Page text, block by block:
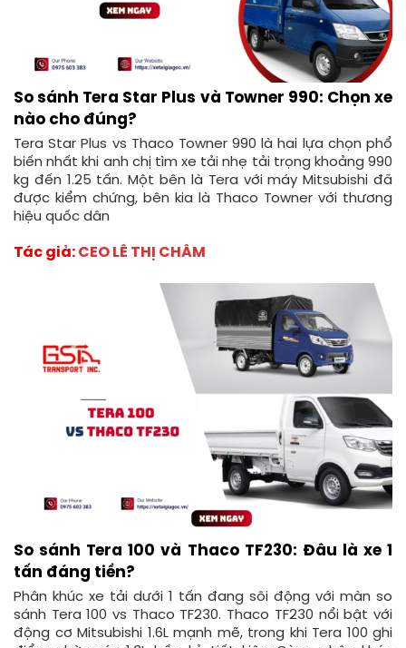
So sánh Tera Star Plus và Towner 990: Chọn xe
nào cho đúng?
Tera Star Plus vs Thaco Towner 990 là hai lựa chọn phổ
biến nhất khi anh chị tìm xe tải nhẹ tải trọng khoảng 990
kg đến 1.25 tấn. Một bên là Tera với máy Mitsubishi đã
được kiểm chứng, bên kia là Thaco Towner với thương
hiệu quốc dân
Tác giả: CEO LÊ THỊ CHÂM
So sánh Tera 100 và Thaco TF230: Đâu là xe 1
tấn đáng tiền?
Phân khúc xe tải dưới 1 tấn đang sôi động với màn so
sánh Tera 100 vs Thaco TF230. Thaco TF230 nổi bật với
động cơ Mitsubishi 1.6L mạnh mẽ, trong khi Tera 100 ghi